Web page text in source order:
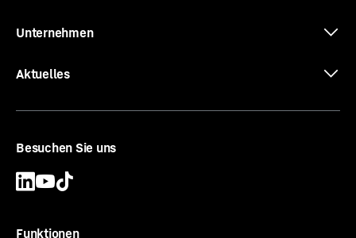
Unternehmen
Aktuelles
Besuchen Sie uns
Funktionen